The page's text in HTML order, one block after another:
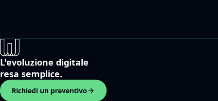
L'evoluzione digitale
resa semplice.
Richiedi un preventivo